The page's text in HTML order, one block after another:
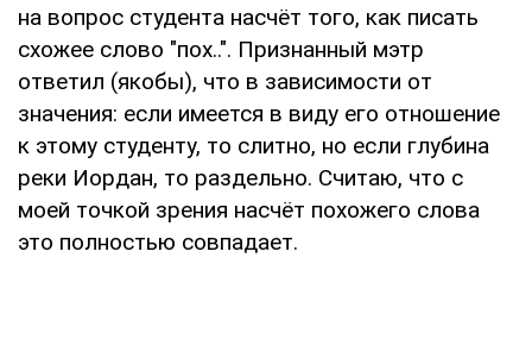
на вопрос студента насчёт того, как писать
схожее слово "пох..". Признанный мэтр
ответил (якобы), что в зависимости от
значения: если имеется в виду его отношение
к этому студенту, то слитно, но если глубина
реки Иордан, то раздельно. Считаю, что с
моей точкой зрения насчёт похожего слова
это полностью совпадает.